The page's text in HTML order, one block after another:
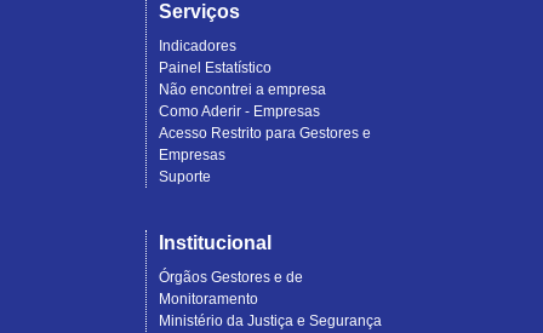
Serviços
Indicadores
Painel Estatístico
Não encontrei a empresa
Como Aderir - Empresas
Acesso Restrito para Gestores e
Empresas
Suporte
Institucional
Órgãos Gestores e de
Monitoramento
Ministério da Justiça e Segurança